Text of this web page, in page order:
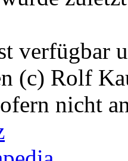
verfügbar
(c) Rolf
nicht